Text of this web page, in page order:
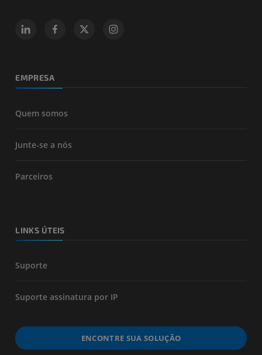
EMPRESA
Quem somos
Junte-se a nós
Parceiros
LINKS ÚTEIS
Suporte
Suporte assinatura por IP
ENCONTRE SUA SOLUÇÃO